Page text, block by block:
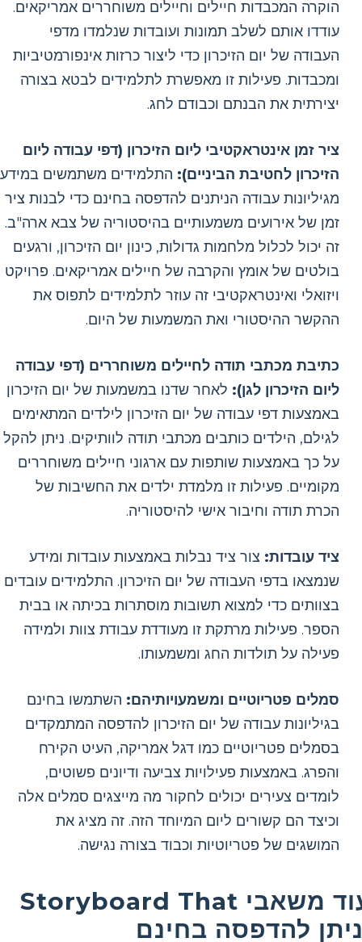
הוקרה המכבדות חיילים וחיילים משוחררים אמריקאים.
עודדו אותם לשלב תמונות ועובדות שנלמדו מדפי
העבודה של יום הזיכרון כדי ליצור כרזות אינפורמטיביות
ומכבדות. פעילות זו מאפשרת לתלמידים לבטא בצורה
יצירתית את הבנתם וכבודם לחג.
ציר זמן אינטראקטיבי ליום הזיכרון (דפי עבודה ליום
הזיכרון לחטיבת הביניים): התלמידים משתמשים במידע
מגיליונות עבודה הניתנים להדפסה בחינם כדי לבנות ציר
זמן של אירועים משמעותיים בהיסטוריה של צבא ארה"ב.
זה יכול לכלול מלחמות גדולות, כינון יום הזיכרון, ורגעים
בולטים של אומץ והקרבה של חיילים אמריקאים. פרויקט
ויזואלי ואינטראקטיבי זה עוזר לתלמידים לתפוס את
ההקשר ההיסטורי ואת המשמעות של היום.
כתיבת מכתבי תודה לחיילים משוחררים (דפי עבודה
ליום הזיכרון לגן): לאחר שדנו במשמעות של יום הזיכרון
באמצעות דפי עבודה של יום הזיכרון לילדים המתאימים
לגילם, הילדים כותבים מכתבי תודה לוותיקים. ניתן להקל
על כך באמצעות שותפות עם ארגוני חיילים משוחררים
מקומיים. פעילות זו מלמדת ילדים את החשיבות של
הכרת תודה וחיבור אישי להיסטוריה.
ציד עובדות: צור ציד נבלות באמצעות עובדות ומידע
שנמצאו בדפי העבודה של יום הזיכרון. התלמידים עובדים
בצוותים כדי למצוא תשובות מוסתרות בכיתה או בבית
הספר. פעילות מרתקת זו מעודדת עבודת צוות ולמידה
פעילה על תולדות החג ומשמעותו.
סמלים פטריוטיים ומשמעויותיהם: השתמשו בחינם
בגיליונות עבודה של יום הזיכרון להדפסה המתמקדים
בסמלים פטריוטיים כמו דגל אמריקה, העיט הקירח
והפרג. באמצעות פעילויות צביעה ודיונים פשוטים,
לומדים צעירים יכולים לחקור מה מייצגים סמלים אלה
וכיצד הם קשורים ליום המיוחד הזה. זה מציג את
המושגים של פטריוטיות וכבוד בצורה נגישה.
עוד משאבי Storyboard That
להדפסה בחינם